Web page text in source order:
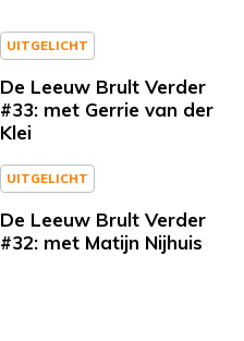
UITGELICHT
De Leeuw Brult Verder
#33: met Gerrie van der
Klei
UITGELICHT
De Leeuw Brult Verder
#32: met Matijn Nijhuis